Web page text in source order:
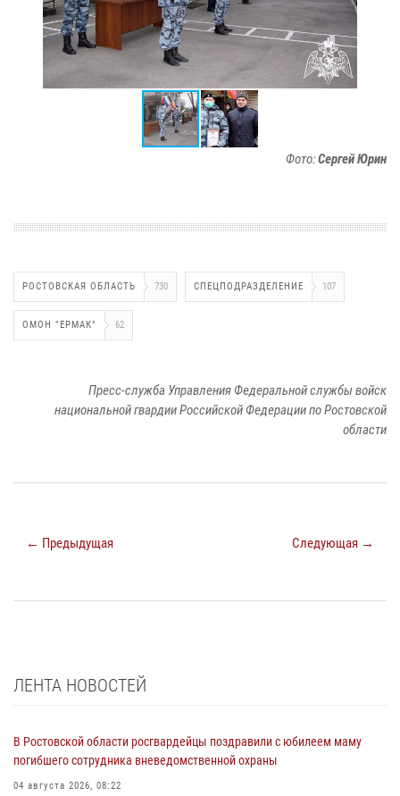
Фото:Сергей Юрин
РОСТОВСКАЯ ОБЛАСТЬ 730 СПЕЦПОДРАЗДЕЛЕНИЕ 107
ОМОН "ЕРМАК" 62
Пресс-служба Управления Федеральной службы войск
национальной гвардии Российской Федерации по Ростовской
области
← Предыдущая Следующая →
ЛЕНТА НОВОСТЕЙ
В Ростовской области росгвардейцы поздравили с юбилеем маму
погибшего сотрудника вневедомственной охраны
04 августа 2026, 08:22